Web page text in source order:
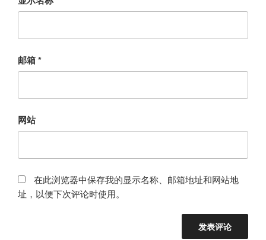
邮箱*
网站
在此浏览器中保存我的显示名称、邮箱地址和网站地
址，以便下次评论时使用。